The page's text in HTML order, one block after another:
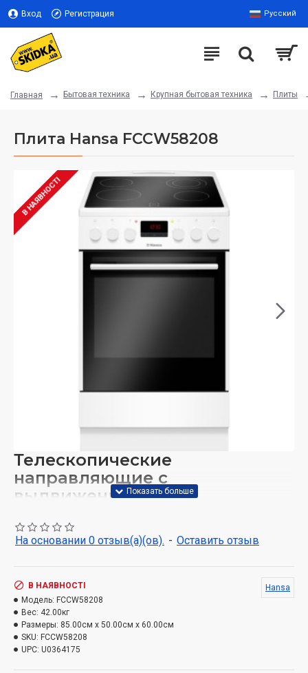
Вход Регистрация Русский
Главная Бытовая техника Крупная бытовая техника Плиты
Плита Hansa FCCW58208
В НАЯВНОСТІ
Телескопические
направляющие с
выдвижением 75%
Телескопические направляющие позволяют легко
извлечь противни, даже сильно загруженные, и
выдвижение их в значительной степени снижает
возможность ожогов.
Класс энергопотребления A
На основании 0 отзыв(а)(ов). - Оставить отзыв
В НАЯВНОСТІ
Модель: FCCW58208
Вес: 42.00кг
Размеры: 85.00см x 50.00см x 60.00см
SKU: FCCW58208
UPC: U0364175
Hansa